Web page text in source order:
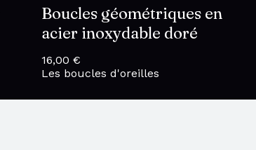
Boucles géométriques en
acier inoxydable doré
16,00 €
Les boucles d'oreilles